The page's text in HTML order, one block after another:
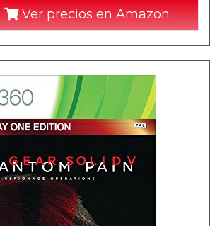
Ver precios en Amazon